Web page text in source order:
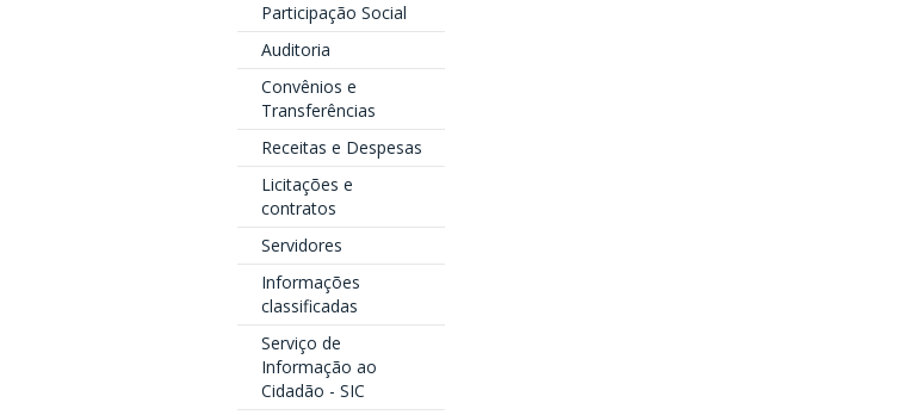
Participação Social
Auditoria
Convênios e
Transferências
Receitas e Despesas
Licitações e
contratos
Servidores
Informações
classificadas
Serviço de
Informação ao
Cidadão - SIC